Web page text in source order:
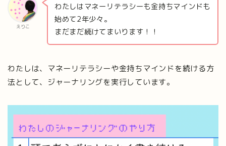
えりこ
わたしはマネーリテラシーも金持ちマインドも
始めて2年少々。
まだまだ続けてまいります！！
わたしは、マネーリテラシーや金持ちマインドを続ける方
法として、ジャーナリングを実行しています。